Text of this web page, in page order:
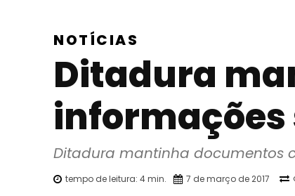
NOTÍCIAS
Ditadura
informações
Ditadura mantinha documentos
tempo de leitura: 4min. 7 de março de 2017